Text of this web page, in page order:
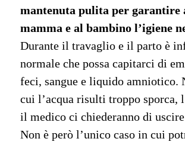
mantenuta pulita per garantire
mamma e al bambino l’igiene
Durante il travaglio e il parto è
normale che possa capitarci di
feci, sangue e liquido amniotico.
cui l’acqua risulti troppo sporca,
il medico ci chiederanno di
Non è però l’unico caso in cui